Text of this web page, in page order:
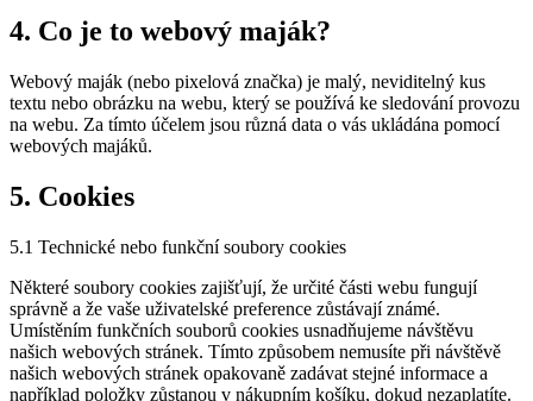
4. Co je to webový maják?
Webový maják (nebo pixelová značka) je malý, neviditelný kus
textu nebo obrázku na webu, který se používá ke sledování provozu
na webu. Za tímto účelem jsou různá data o vás ukládána pomocí
webových majáků.
5. Cookies
5.1 Technické nebo funkční soubory cookies
Některé soubory cookies zajišťují, že určité části webu fungují
správně a že vaše uživatelské preference zůstávají známé.
Umístěním funkčních souborů cookies usnadňujeme návštěvu
našich webových stránek. Tímto způsobem nemusíte při návštěvě
našich webových stránek opakovaně zadávat stejné informace a
například položky zůstanou v nákupním košíku, dokud nezaplatíte.